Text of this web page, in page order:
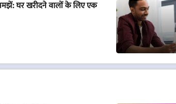
घर खरीदने वालों के लिए एक